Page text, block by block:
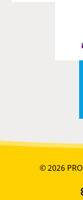
© 2026